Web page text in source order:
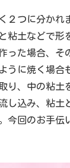
２つに分かれ
粘土などで形
った場合、そ
うに焼く場合
り、中の粘土
し込み、粘土
今回のお手伝